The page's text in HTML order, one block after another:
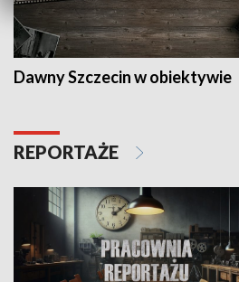
Dawny Szczecin w obiektywie
REPORTAŻE